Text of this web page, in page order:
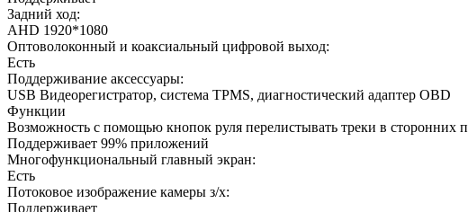
Задний ход:
AHD 1920*1080
Оптоволоконный и коаксиальный цифровой выход:
Есть
Поддерживание аксессуары:
USB Видеорегистратор, система TPMS, диагностический адаптер OBD
Функции
Возможность с помощью кнопок руля перелистывать треки в сторонних
Поддерживает 99% приложений
Многофункциональный главный экран:
Есть
Потоковое изображение камеры з/х:
Поддерживает